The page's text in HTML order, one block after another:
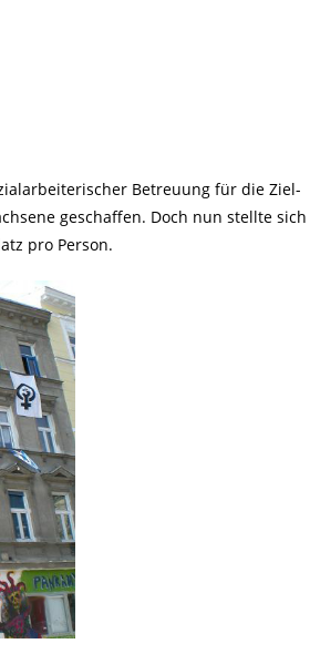
Betreuung für die Ziel-
geschaffen. Doch nun stellte sich
pro Person.